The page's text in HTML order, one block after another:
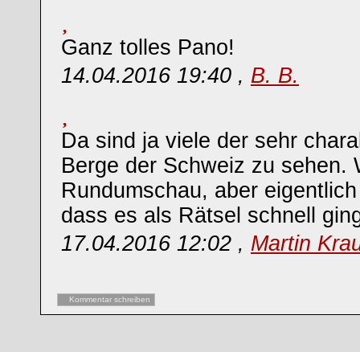
Ganz tolles Pano!
14.04.2016 19:40 , B. B.
Da sind ja viele der sehr
Berge der Schweiz zu sehen.
Rundumschau, aber
dass es als Rätsel schnell
17.04.2016 12:02 , Martin
Kommentar schreiben